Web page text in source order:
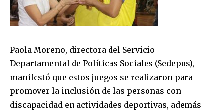
Paola Moreno, directora del Servicio
Departamental de Políticas Sociales (Sedepos),
manifestó que estos juegos se realizaron para
promover la inclusión de las personas con
discapacidad en actividades deportivas, además